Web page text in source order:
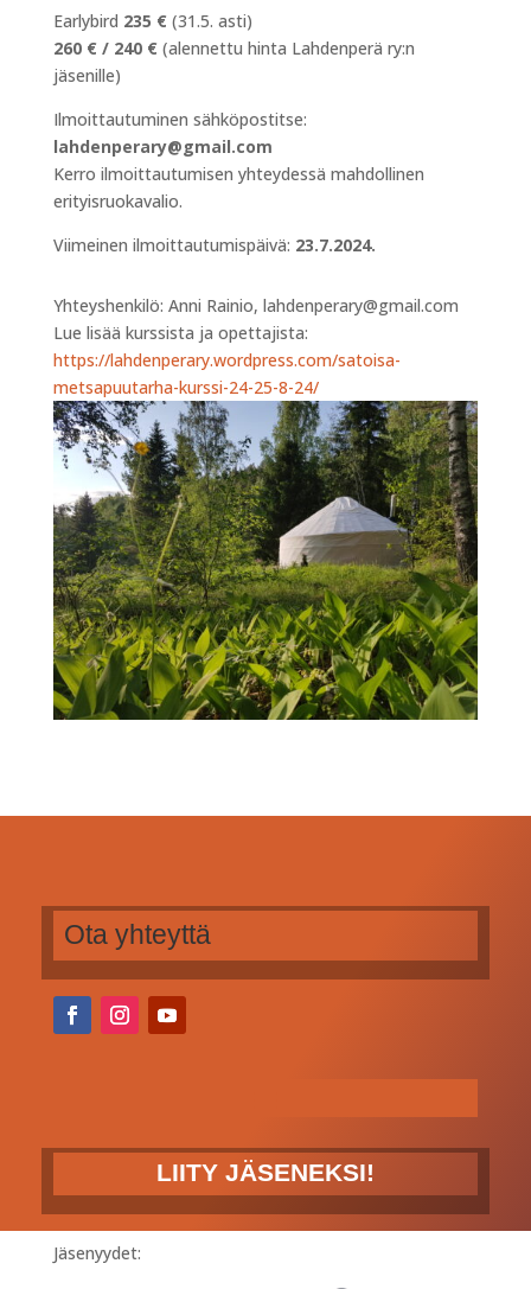
Earlybird 235 €(31.5. asti)
260 € / 240 € (alennettu hinta Lahdenperä ry:n
jäsenille)
Ilmoittautuminen sähköpostitse:
lahdenperary@gmail.com
Kerro ilmoittautumisen yhteydessä mahdollinen
erityisruokavalio.
Viimeinen ilmoittautumispäivä: 23.7.2024.
Yhteyshenkilö: Anni Rainio, lahdenperary@gmail.com
Lue lisää kurssista ja opettajista:
https://lahdenperary.wordpress.com/satoisa-
metsapuutarha-kurssi-24-25-8-24/
Ota yhteyttä
LIITY JÄSENEKSI!
Jäsenyydet: